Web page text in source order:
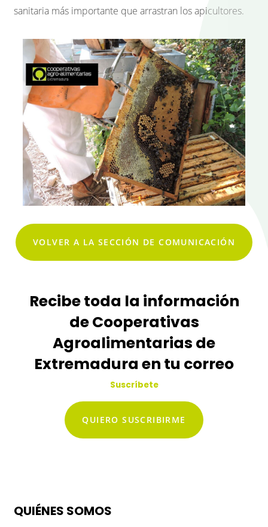
sanitaria más importante que arrastran los apicultores.
VOLVER A LA SECCIÓN DE COMUNICACIÓN
Recibe toda la información
de Cooperativas
Agroalimentarias de
Extremadura en tu correo
Suscríbete
QUIERO SUSCRIBIRME
QUIÉNES SOMOS